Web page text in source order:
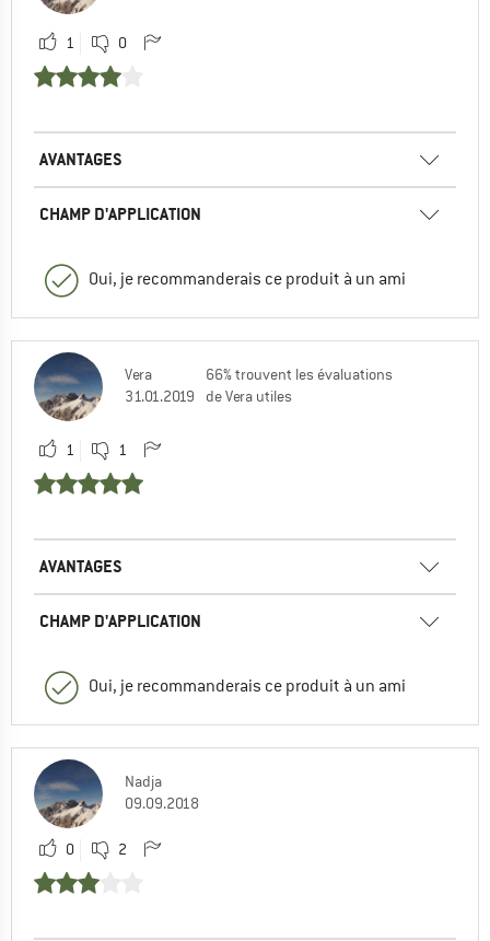
1 0
AVANTAGES
CHAMP D'APPLICATION
Oui, je recommanderais ce produit à un ami
Vera
31.01.2019
66% trouvent les évaluations
de Vera utiles
1 1
AVANTAGES
CHAMP D'APPLICATION
Oui, je recommanderais ce produit à un ami
Nadja
09.09.2018
0 2